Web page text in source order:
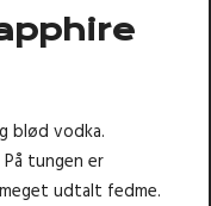
blød vodka.
tungen er
udtalt fedme.